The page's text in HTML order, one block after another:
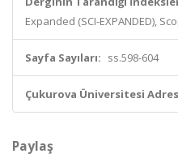
Expanded (SCI-EXPANDED),
Sayfa Sayıları: ss.598-604
Çukurova Üniversitesi
Paylaş